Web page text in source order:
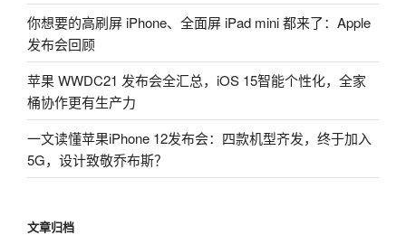
你想要的高刷屏 iPhone、全面屏 iPad mini 都来了：Apple
发布会回顾
苹果 WWDC21 发布会全汇总，iOS 15智能个性化，全家
桶协作更有生产力
一文读懂苹果iPhone 12发布会：四款机型齐发，终于加入
5G，设计致敬乔布斯？
文章归档